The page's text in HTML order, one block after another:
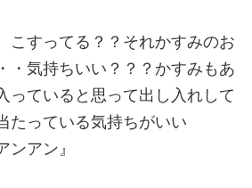
こすってる？？それかすみのお
・気持ちいい？？？かすみもあ
っていると思って出し入れして
たっている気持ちがいい
アン』